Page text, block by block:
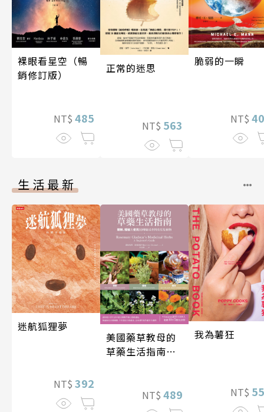
裸眼看星空（暢
銷修訂版）
NT$ 485
正常的迷思
NT$ 563
脆弱的一瞬
NT$
生活最新
迷航狐狸夢
NT$ 392
美國藥草教母的
草藥生活指南
NT$ 489
我為薯狂
NT$